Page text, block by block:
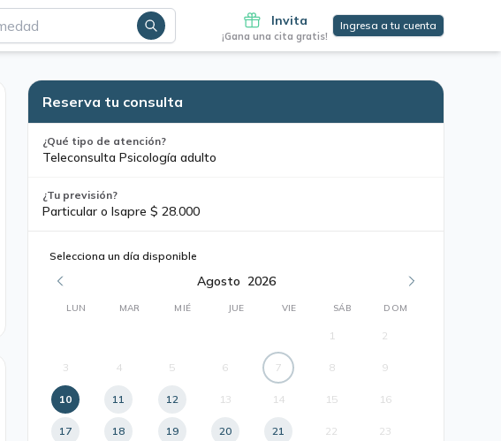
Invita
¡Gana una cita gratis!
Ingresa a tu cuenta
Reserva tu consulta
¿Qué tipo de atención?
Teleconsulta Psicología adulto
¿Tu previsión?
Particular o Isapre $ 28.000
Selecciona un día disponible
Agosto 2026
LUN MAR MIÉ JUE VIE SÁB DOM
1 2
3 4 5 6 7 8 9
10 11 12 13 14 15 16
17 18 19 20 21 22 23